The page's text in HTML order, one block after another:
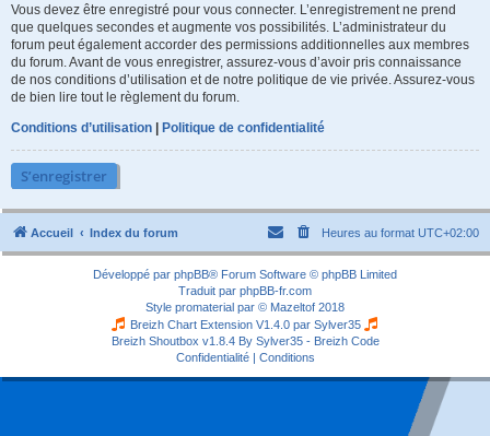
Vous devez être enregistré pour vous connecter. L’enregistrement ne prend
que quelques secondes et augmente vos possibilités. L’administrateur du
forum peut également accorder des permissions additionnelles aux membres
du forum. Avant de vous enregistrer, assurez-vous d’avoir pris connaissance
de nos conditions d’utilisation et de notre politique de vie privée. Assurez-vous
de bien lire tout le règlement du forum.
Conditions d’utilisation | Politique de confidentialité
S’enregistrer
Accueil Index du forum Heures au format UTC+02:00
Développé par phpBB® Forum Software © phpBB Limited
Traduit par phpBB-fr.com
Style promaterial par © Mazeltof 2018
Breizh Chart Extension V1.4.0 par Sylver35
Breizh Shoutbox v1.8.4 By Sylver35 - Breizh Code
Confidentialité| Conditions